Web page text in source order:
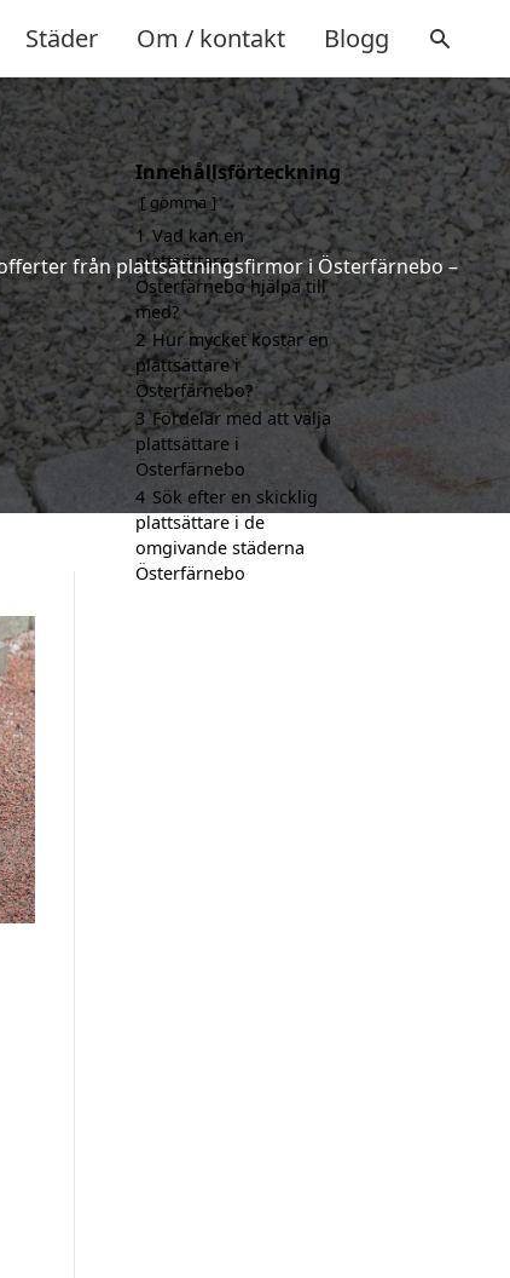
Städer Om / kontakt Blogg
från plattsättningsfirmor i Österfärnebo –
Innehållsförteckning
gömma
1 Vad kan en
plattsättare i
Österfärnebo hjälpa till
med?
2 Hur mycket kostar en
plattsättare i
Österfärnebo?
3 Fördelar med att välja
plattsättare i
Österfärnebo
4 Sök efter en skicklig
plattsättare i de
omgivande städerna
Österfärnebo